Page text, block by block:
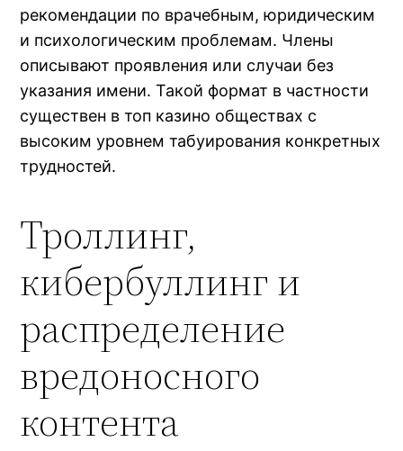
рекомендации по врачебным, юридическим
и психологическим проблемам. Члены
описывают проявления или случаи без
указания имени. Такой формат в частности
существен в топ казино обществах с
высоким уровнем табуирования конкретных
трудностей.
Троллинг,
кибербуллинг и
распределение
вредоносного
контента